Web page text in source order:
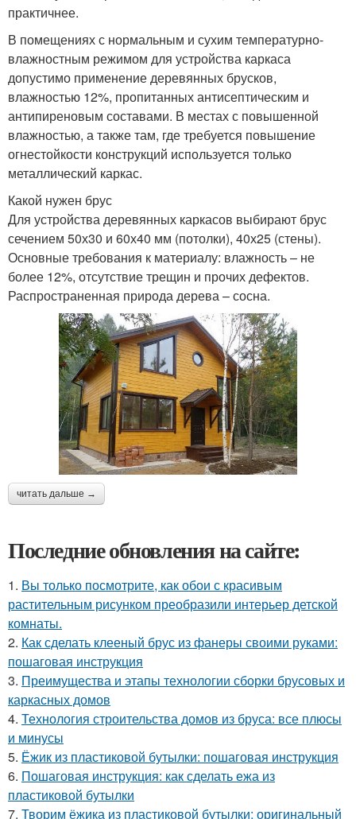
практичнее.
В помещениях с нормальным и сухим температурно-
влажностным режимом для устройства каркаса
допустимо применение деревянных брусков,
влажностью 12%, пропитанных антисептическим и
антипиреновым составами. В местах с повышенной
влажностью, а также там, где требуется повышение
огнестойкости конструкций используется только
металлический каркас.
Какой нужен брус
Для устройства деревянных каркасов выбирают брус
сечением 50х30 и 60х40 мм (потолки), 40х25 (стены).
Основные требования к материалу: влажность – не
более 12%, отсутствие трещин и прочих дефектов.
Распространенная природа дерева – сосна.
читать дальше →
Последние обновления на сайте:
1. Вы только посмотрите, как обои с красивым
растительным рисунком преобразили интерьер детской
комнаты.
2. Как сделать клееный брус из фанеры своими руками:
пошаговая инструкция
3. Преимущества и этапы технологии сборки брусовых и
каркасных домов
4. Технология строительства домов из бруса: все плюсы
и минусы
5. Ёжик из пластиковой бутылки: пошаговая инструкция
6. Пошаговая инструкция: как сделать ежа из
пластиковой бутылки
7. Творим ёжика из пластиковой бутылки: оригинальный